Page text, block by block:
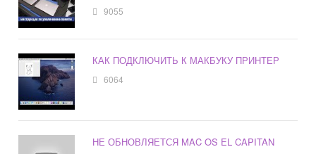
9055
КАК ПОДКЛЮЧИТЬ К МАКБУКУ ПРИНТЕР
6064
НЕ ОБНОВЛЯЕТСЯ MAC OS EL CAPITAN